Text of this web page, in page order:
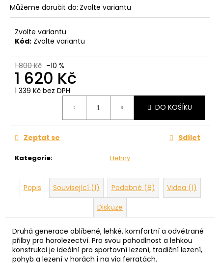
Můžeme doručit do: Zvolte variantu
Zvolte variantu
Kód: Zvolte variantu
1 800 Kč –10 %
1 620 Kč
1 339 Kč bez DPH
DO KOŠÍKU
Kategorie: Helmy
Zeptat se Sdílet
Popis Související (1) Podobné (8)
Videa (1)
Diskuze
Druhá generace oblíbené, lehké, komfortní a odvětrané
přilby pro horolezectví. Pro svou pohodlnost a lehkou
konstrukci je ideální pro sportovní lezení, tradiční lezení,
pohyb a lezení v horách i na via ferratách.